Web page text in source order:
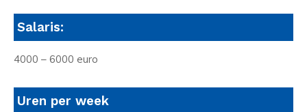
Salaris:
4000 – 6000 euro
Uren per week